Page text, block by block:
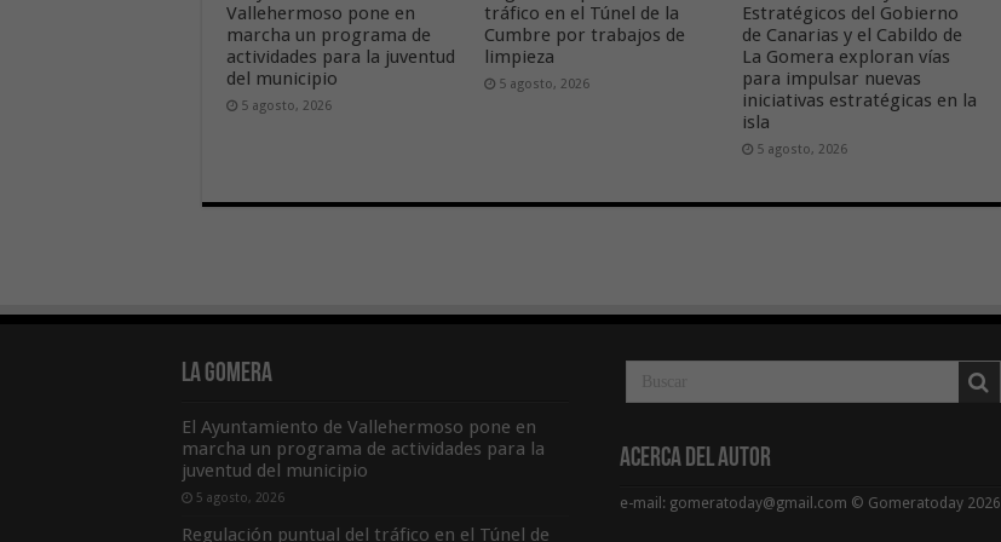
Vallehermoso pone en
marcha un programa de
actividades para la juventud
del municipio
5 agosto, 2026
tráfico en el Túnel de la
Cumbre por trabajos de
limpieza
5 agosto, 2026
Estratégicos del Gobierno
de Canarias y el Cabildo de
La Gomera exploran vías
para impulsar nuevas
iniciativas estratégicas en la
isla
5 agosto, 2026
La Gomera
El Ayuntamiento de Vallehermoso pone en
marcha un programa de actividades para la
juventud del municipio
5 agosto, 2026
Regulación puntual del tráfico en el Túnel de
Acerca del Autor
e-mail: gomeratoday@gmail.com © Gomeratoday 2026